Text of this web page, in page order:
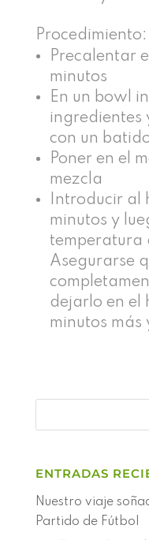
Procedimiento:
Precalentar
minutos
En un bowl
ingredientes
con un
Poner en el
mezcla
Introducir al
minutos y
temperatura
Asegurarse
dejarlo en el
minutos más
ENTRADAS
Nuestro viaje
Partido de Fútbol